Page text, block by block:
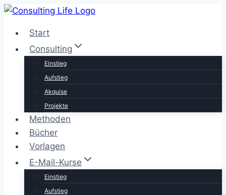
Zum
springenStart
Consulting
Einstieg
Aufstieg
Akquise
Projekte
Methoden
Bücher
Vorlagen
E-Mail-Kurse
Einstieg
Aufstieg